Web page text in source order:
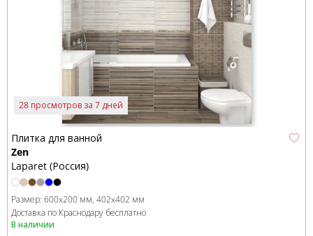
28 просмотров за 7 дней
Плитка для ванной
Zen
Laparet (Россия)
Размер: 600x200 мм 402x402 мм
Доставка по Краснодару бесплатно
В наличии